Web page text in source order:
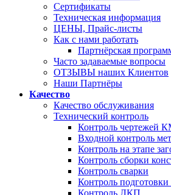
Сертификаты
Техническая информация
ЦЕНЫ, Прайс-листы
Как с нами работать
Партнёрская
Часто задаваемые вопросы
ОТЗЫВЫ наших Клиентов
Наши Партнёры
Качество
Качество обслуживания
Технический контроль
Контроль чертежей
Входной контроль
Контроль на этапе
Контроль сборки
Контроль сварки
Контроль подготовки